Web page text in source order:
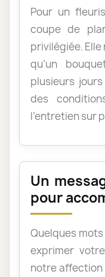
Pour un
coupe de
privilégiée.
qu’un
plusieurs
des
l’entretien sur
Un
pour
Quelques
exprimer
notre affection